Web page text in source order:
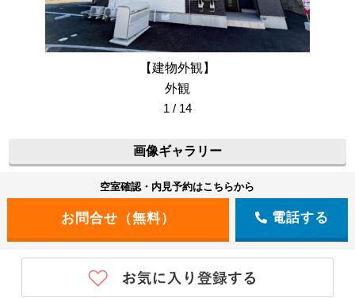
【建物外観】
外観
1 / 14
画像ギャラリー
空室確認・内見予約はこちらから
電話する